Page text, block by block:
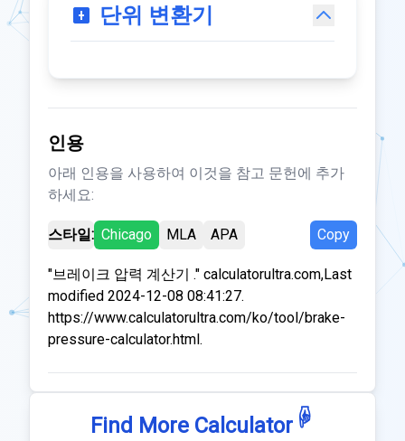
단위 변환기
인용
아래 인용을 사용하여 이것을 참고 문헌에 추가
하세요:
스타일: Chicago MLA APA Copy
"브레이크 압력 계산기 ." calculatorultra.com,Last
modified 2024-12-08 08:41:27.
https://www.calculatorultra.com/ko/tool/brake-
pressure-calculator.html.
Find More Calculator ☟